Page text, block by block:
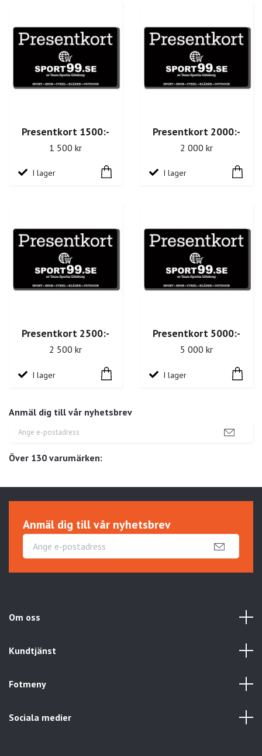
Anmäl dig till vår nyhetsbrev
Över 130 varumärken:
Presentkort 1500:-
1 500 kr
I lager
Presentkort 2000:-
2 000 kr
I lager
Presentkort 2500:-
2 500 kr
I lager
Presentkort 5000:-
5 000 kr
I lager
Anmäl dig till vår nyhetsbrev
Om oss
Kundtjänst
Fotmeny
Sociala medier